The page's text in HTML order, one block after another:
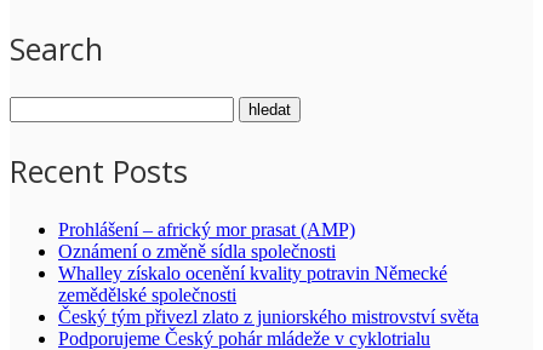
Search
Recent Posts
Prohlášení – africký mor prasat (AMP)
Oznámení o změně sídla společnosti
Whalley získalo ocenění kvality potravin Německé
zemědělské společnosti
Český tým přivezl zlato z juniorského mistrovství světa
Podporujeme Český pohár mládeže v cyklotrialu